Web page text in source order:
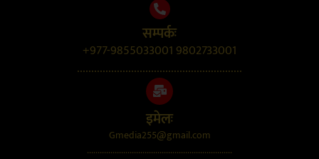
सम्पर्कः
+977-9855033001 9802733001
..........................................................
इमेलः
Gmedia255@gmail.com
....................................................................